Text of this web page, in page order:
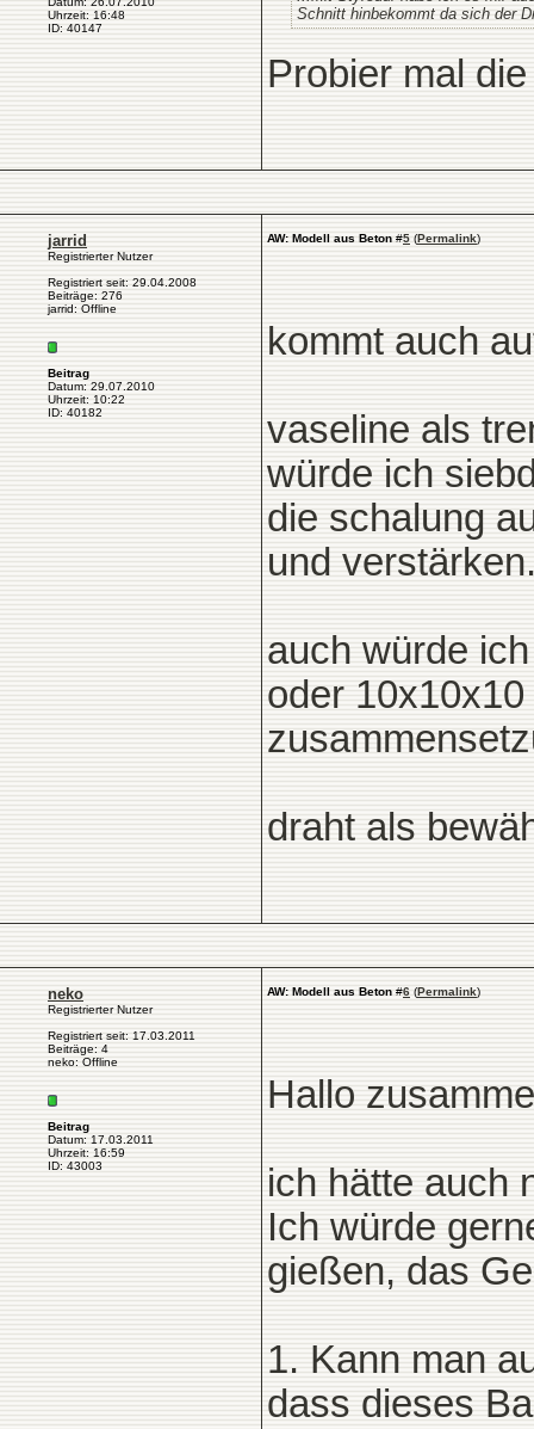
Uhrzeit: 16:48
ID: 40147
Schnitt hinbekommt da sich der
Probier mal
jarrid
Registrierter Nutzer
Registriert seit: 29.04.2008
Beiträge: 276
jarrid: Offline
Beitrag
Datum: 29.07.2010
Uhrzeit: 10:22
ID: 40182
AW: Modell aus Beton #5 (Permalink)
kommt auch
vaseline als
würde ich
die schalung
und
auch würde
oder
draht als
neko
Registrierter Nutzer
Registriert seit: 17.03.2011
Beiträge: 4
neko: Offline
Beitrag
Datum: 17.03.2011
Uhrzeit: 16:59
ID: 43003
AW: Modell aus Beton #6 (Permalink)
Hallo
ich hätte auch
Ich würde
gießen, das
1. Kann man
dass dieses